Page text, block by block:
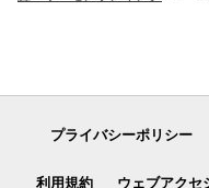
プライバシーポリシー
利用規約 ウェブアクセ